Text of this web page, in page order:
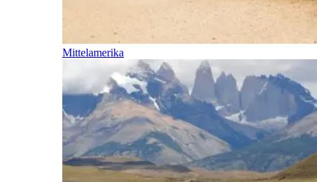
Mittelamerika